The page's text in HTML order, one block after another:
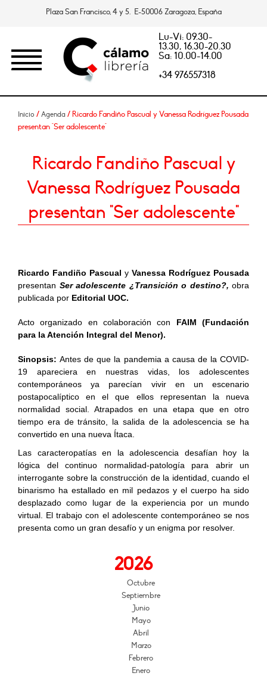
Plaza San Francisco, 4 y 5. E-50006 Zaragoza, España
Lu-Vi: 09.30-
13.30, 16.30-20.30
Sa: 10.00-14.00
+34 976557318
Inicio / Agenda / Ricardo Fandiño Pascual y Vanessa Rodríguez Pousada
presentan "Ser adolescente"
Ricardo Fandiño Pascual y
Vanessa Rodríguez Pousada
presentan "Ser adolescente"
Ricardo Fandiño Pascual y Vanessa Rodríguez Pousada
presentan Ser adolescente ¿Transición o destino?, obra
publicada por Editorial UOC.
Acto organizado en colaboración con FAIM (Fundación
para la Atención Integral del Menor).
Sinopsis:Antes de que la pandemia a causa de la COVID-
19 apareciera en nuestras vidas, los adolescentes
contemporáneos ya parecían vivir en un escenario
postapocalíptico en el que ellos representan la nueva
normalidad social. Atrapados en una etapa que en otro
tiempo era de tránsito, la salida de la adolescencia se ha
convertido en una nueva Ítaca.
Las caracteropatías en la adolescencia desafían hoy la
lógica del continuo normalidad-patología para abrir un
interrogante sobre la construcción de la identidad, cuando el
binarismo ha estallado en mil pedazos y el cuerpo ha sido
desplazado como lugar de la experiencia por un mundo
virtual. El trabajo con el adolescente contemporáneo se nos
presenta como un gran desafío y un enigma por resolver.
2026
Octubre
Septiembre
Junio
Mayo
Abril
Marzo
Febrero
Enero